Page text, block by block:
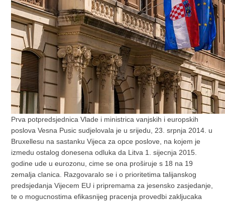
Prva potpredsjednica Vlade i ministrica vanjskih i europskih
poslova Vesna Pusic sudjelovala je u srijedu, 23. srpnja 2014. u
Bruxellesu na sastanku Vijeca za opce poslove, na kojem je
izmedu ostalog donesena odluka da Litva 1. sijecnja 2015.
godine ude u eurozonu, cime se ona proširuje s 18 na 19
zemalja clanica. Razgovaralo se i o prioritetima talijanskog
predsjedanja Vijecem EU i pripremama za jesensko zasjedanje,
te o mogucnostima efikasnijeg pracenja provedbi zakljucaka